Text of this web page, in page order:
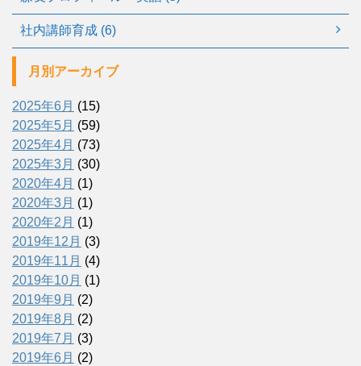
社内講師育成 (6)
月別アーカイブ
2025年6月 (15)
2025年5月 (59)
2025年4月 (73)
2025年3月 (30)
2020年4月 (1)
2020年3月 (1)
2020年2月 (1)
2019年12月 (3)
2019年11月 (4)
2019年10月 (1)
2019年9月 (2)
2019年8月 (2)
2019年7月 (3)
2019年6月 (2)